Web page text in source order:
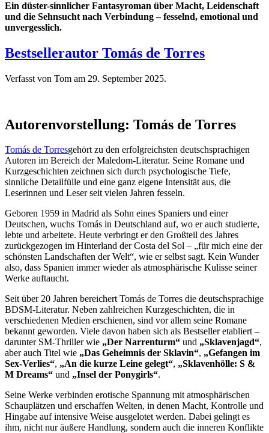
Ein düster-sinnlicher Fantasyroman über Macht, Leidenschaft
und die Sehnsucht nach Verbindung – fesselnd, emotional und
unvergesslich.
Bestsellerautor Tomás de Torres
Verfasst von Tom am 29. September 2025.
Autorenvorstellung: Tomás de Torres
Tomás de Torresgehört zu den erfolgreichsten deutschsprachigen
Autoren im Bereich der Maledom-Literatur. Seine Romane und
Kurzgeschichten zeichnen sich durch psychologische Tiefe,
sinnliche Detailfülle und eine ganz eigene Intensität aus, die
Leserinnen und Leser seit vielen Jahren fesseln.
Geboren 1959 in Madrid als Sohn eines Spaniers und einer
Deutschen, wuchs Tomás in Deutschland auf, wo er auch studierte,
lebte und arbeitete. Heute verbringt er den Großteil des Jahres
zurückgezogen im Hinterland der Costa del Sol – „für mich eine der
schönsten Landschaften der Welt“, wie er selbst sagt. Kein Wunder
also, dass Spanien immer wieder als atmosphärische Kulisse seiner
Werke auftaucht.
Seit über 20 Jahren bereichert Tomás de Torres die deutschsprachige
BDSM-Literatur. Neben zahlreichen Kurzgeschichten, die in
verschiedenen Medien erschienen, sind vor allem seine Romane
bekannt geworden. Viele davon haben sich als Bestseller etabliert –
darunter SM-Thriller wie „Der Narrenturm“ und „Sklavenjagd“,
aber auch Titel wie „Das Geheimnis der Sklavin“, „Gefangen im
Sex-Verlies“, „An die kurze Leine gelegt“, „Sklavenhölle: S &
M Dreams“ und „Insel der Ponygirls“.
Seine Werke verbinden erotische Spannung mit atmosphärischen
Schauplätzen und erschaffen Welten, in denen Macht, Kontrolle und
Hingabe auf intensive Weise ausgelotet werden. Dabei gelingt es
ihm, nicht nur äußere Handlung, sondern auch die inneren Konflikte